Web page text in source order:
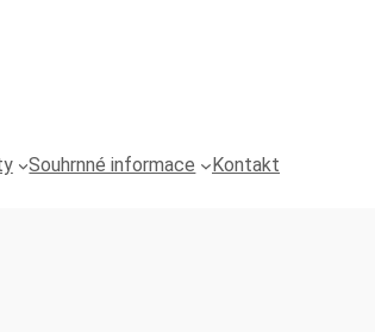
Souhrnné informace Kontakt